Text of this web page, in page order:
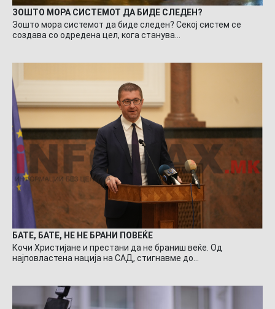
ЗОШТО МОРА СИСТЕМОТ ДА БИДЕ СЛЕДЕН?
Зошто мора системот да биде следен? Секој систем се
создава со одредена цел, кога станува…
БАТЕ, БАТЕ, НЕ НЕ БРАНИ ПОВЕЌЕ
Кочи Христијане и престани да не браниш веќе. Од
најповластена нација на САД, стигнавме до…